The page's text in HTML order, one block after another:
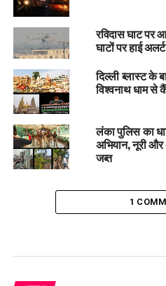
रविदास घाट
घाटों पर हाई
दिल्ली ब्लास्ट के
विश्वनाथ धाम
लंका पुलिस का
अभियान, नूरी
जब्त
1